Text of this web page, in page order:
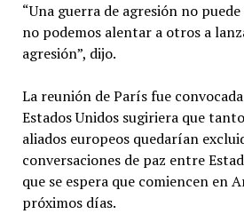
“Una guerra de agresión no
no podemos alentar a otros a
agresión”, dijo.
La reunión de París fue
Estados Unidos sugiriera que
aliados europeos quedarían
conversaciones de paz entre
que se espera que comiencen en
próximos días.